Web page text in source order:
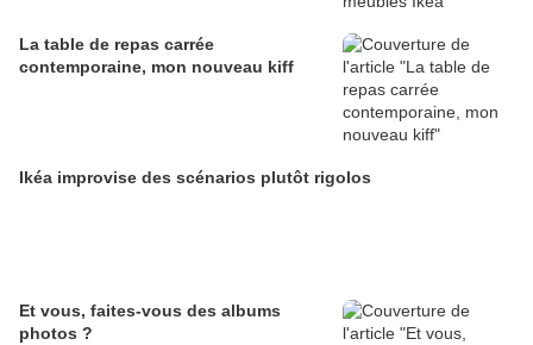
La table de repas carrée
contemporaine, mon nouveau kiff
Ikéa improvise des scénarios plutôt rigolos
Et vous, faites-vous des albums
photos ?